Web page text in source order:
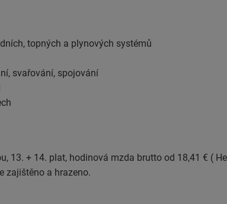
topných a plynových systémů
svařování, spojování
13. + 14. plat, hodinová mzda brutto od 18,41 € (
zajištěno a hrazeno.